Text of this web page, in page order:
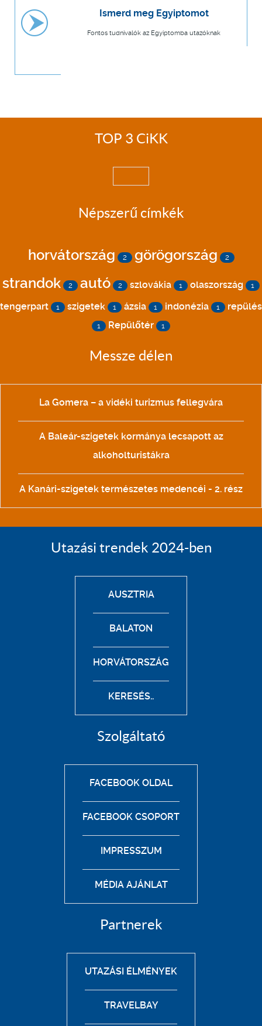
Ismerd meg Egyiptomot
Fontos tudnivalók az Egyiptomba utazóknak
TOP 3 CiKK
Népszerű címkék
horvátország 2 görögország 2
strandok 2 autó 2 szlovákia 1 olaszország 1
tengerpart 1 szigetek 1 ázsia 1 indonézia 1 repülés
1 Repülőtér 1
Messze délen
La Gomera – a vidéki turizmus fellegvára
A Baleár-szigetek kormánya lecsapott az
alkoholturistákra
A Kanári-szigetek természetes medencéi - 2. rész
Utazási trendek 2024-ben
AUSZTRIA
BALATON
HORVÁTORSZÁG
KERESÉS..
Szolgáltató
FACEBOOK OLDAL
FACEBOOK CSOPORT
IMPRESSZUM
MÉDIA AJÁNLAT
Partnerek
UTAZÁSI ÉLMÉNYEK
TRAVELBAY